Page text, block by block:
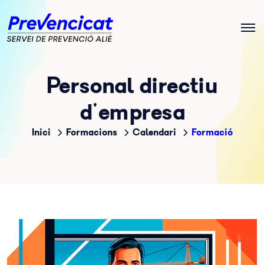
Personal directiu
d'empresa
Inici Formacions Calendari Formació